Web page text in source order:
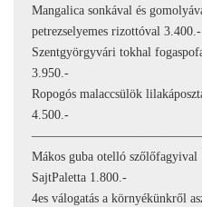
Mangalica sonkával és
petrezselyemes rizottóval 3.400.-
Szentgyörgyvári tokhal
3.950.-
Ropogós malaccsülök
4.500.-
————————–
Mákos guba otelló szőlőfagyival
SajtPaletta 1.800.-
4es válogatás a környékünkről